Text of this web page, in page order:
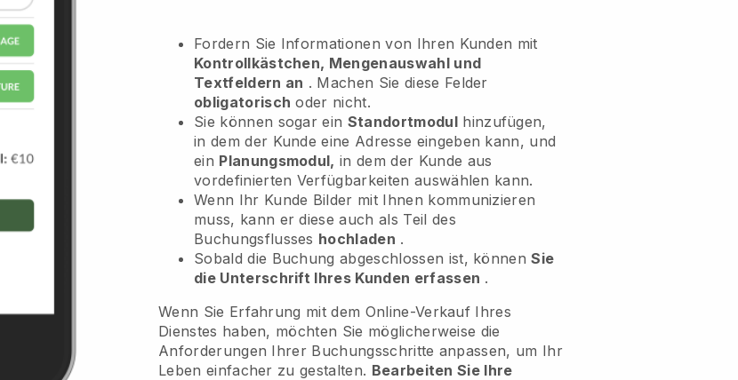
Fordern Sie Informationen von Ihren Kunden mit
Kontrollkästchen, Mengenauswahl und
Textfeldern an . Machen Sie diese Felder
obligatorisch oder nicht.
Sie können sogar ein Standortmodulhinzufügen,
in dem der Kunde eine Adresse eingeben kann, und
ein Planungsmodul, in dem der Kunde aus
vordefinierten Verfügbarkeiten auswählen kann.
Wenn Ihr Kunde Bilder mit Ihnen kommunizieren
muss, kann er diese auch als Teil des
Buchungsflusses hochladen .
Sobald die Buchung abgeschlossen ist, könnenSie
die Unterschrift Ihres Kunden erfassen .
Wenn Sie Erfahrung mit dem Online-Verkauf Ihres
Dienstes haben, möchten Sie möglicherweise die
Anforderungen Ihrer Buchungsschritte anpassen, um Ihr
Leben einfacher zu gestalten. Bearbeiten Sie Ihre